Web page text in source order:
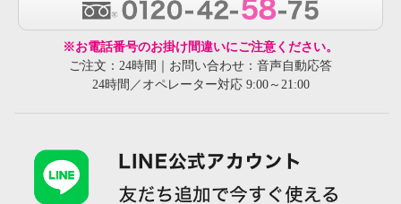
※お電話番号のお掛け間違いにご注意ください。
ご注文：24時間｜お問い合わせ：音声自動応答
24時間／オペレーター対応 9:00～21:00